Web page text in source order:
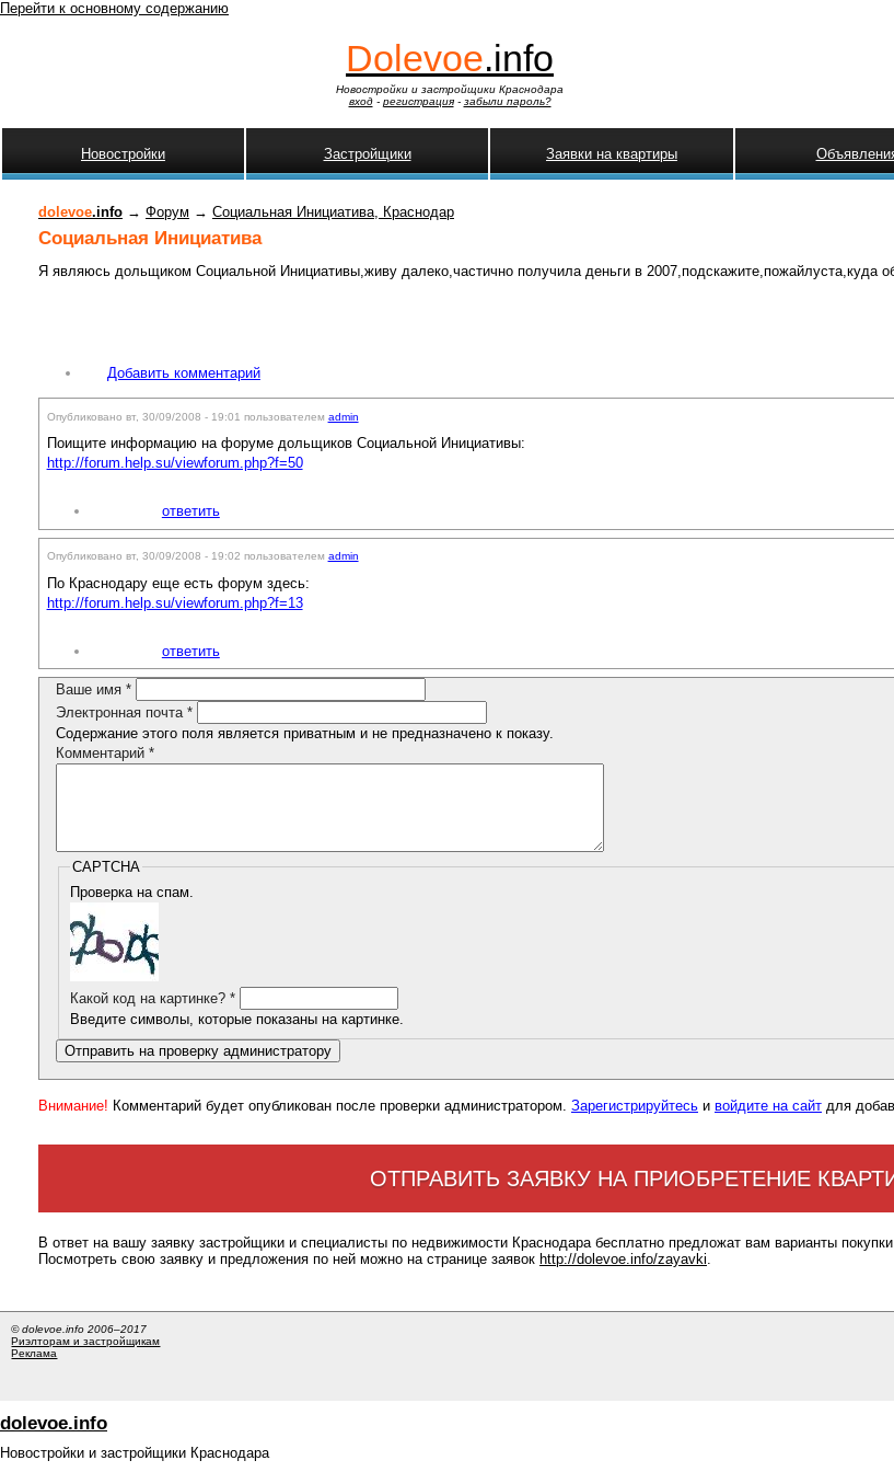
Перейти к основному содержанию
Dolevoe.info
Новостройки и застройщики Краснодара
вход- регистрация- забыли пароль?
Новостройки Застройщики Заявки на квартиры
dolevoe.info → Форум → Социальная Инициатива, Краснодар
Социальная Инициатива
Я являюсь дольщиком Социальной Инициативы,живу далеко,частично получила деньги в 2007,подскажите,пожайлуста,куда
Добавить комментарий
Опубликовано вт, 30/09/2008 - 19:01 пользователем admin
Поищите информацию на форуме дольщиков Социальной Инициативы:
http://forum.help.su/viewforum.php?f=50
ответить
Опубликовано вт, 30/09/2008 - 19:02 пользователем admin
По Краснодару еще есть форум здесь:
http://forum.help.su/viewforum.php?f=13
ответить
Ваше имя *
Электронная почта *
Содержание этого поля является приватным и не предназначено к показу.
Комментарий *
CAPTCHA
Проверка на спам.
Какой код на картинке? *
Введите символы, которые показаны на картинке.
Внимание! Комментарий будет опубликован после проверки администратором. Зарегистрируйтесь и войдите на сайт для
ОТПРАВИТЬ ЗАЯВКУ НА ПРИОБРЕТЕНИЕ
В ответ на вашу заявку застройщики и специалисты по недвижимости Краснодара бесплатно предложат вам варианты
Посмотреть свою заявку и предложения по ней можно на странице заявок http://dolevoe.info/zayavki.
© dolevoe.info 2006–2017
Риэлторам и застройщикам
Реклама
dolevoe.info
Новостройки и застройщики Краснодара